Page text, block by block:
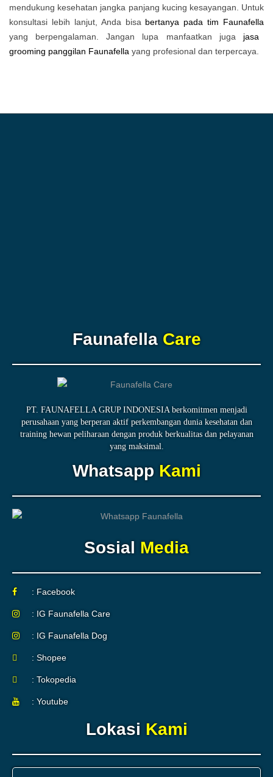
mendukung kesehatan jangka panjang kucing kesayangan. Untuk
konsultasi lebih lanjut, Anda bisa bertanya pada tim Faunafella
yang berpengalaman. Jangan lupa manfaatkan juga jasa
grooming panggilan Faunafella yang profesional dan terpercaya.
FaunafellaCare
PT. FAUNAFELLA GRUP INDONESIA berkomitmen menjadi
perusahaan yang berperan aktif perkembangan dunia kesehatan dan
training hewan peliharaan dengan produk berkualitas dan pelayanan
yang maksimal.
WhatsappKami
Sosial Media
: Facebook
: IG Faunafella Care
: IG Faunafella Dog
: Shopee
: Tokopedia
: Youtube
Lokasi Kami